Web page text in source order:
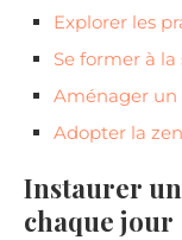
Explorer les
Se former à
Aménager un
Adopter la
Instaurer
chaque jour